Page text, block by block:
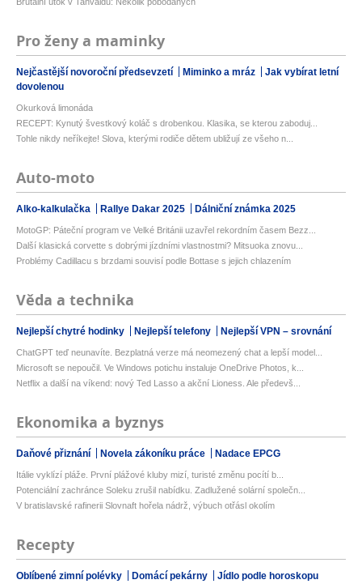
Brutální útok v Tanvaldu: Několik pobodaných
Pro ženy a maminky
Nejčastější novoroční předsevzetí Miminko a mráz
Jak vybírat letní
dovolenou
Okurková limonáda
RECEPT: Kynutý švestkový koláč s drobenkou. Klasika, se kterou zaboduj...
Tohle nikdy neříkejte! Slova, kterými rodiče dětem ubližují ze všeho n...
Auto-moto
Alko-kalkulačka Rallye Dakar 2025 Dálniční známka 2025
MotoGP: Páteční program ve Velké Británii uzavřel rekordním časem Bezz...
Další klasická corvette s dobrými jízdními vlastnostmi? Mitsuoka znovu...
Problémy Cadillacu s brzdami souvisí podle Bottase s jejich chlazením
Věda a technika
Nejlepší chytré hodinky Nejlepší telefony Nejlepší VPN – srovnání
ChatGPT teď neunavíte. Bezplatná verze má neomezený chat a lepší model...
Microsoft se nepoučil. Ve Windows potichu instaluje OneDrive Photos, k...
Netflix a další na víkend: nový Ted Lasso a akční Lioness. Ale předevš...
Ekonomika a byznys
Daňové přiznání Novela zákoníku práce Nadace EPCG
Itálie vyklízí pláže. První plážové kluby mizí, turisté změnu pocítí b...
Potenciální zachránce Soleku zrušil nabídku. Zadlužené solární společn...
V bratislavské rafinerii Slovnaft hořela nádrž, výbuch otřásl okolím
Recepty
Oblíbené zimní polévky Domácí pekárny Jídlo podle horoskopu